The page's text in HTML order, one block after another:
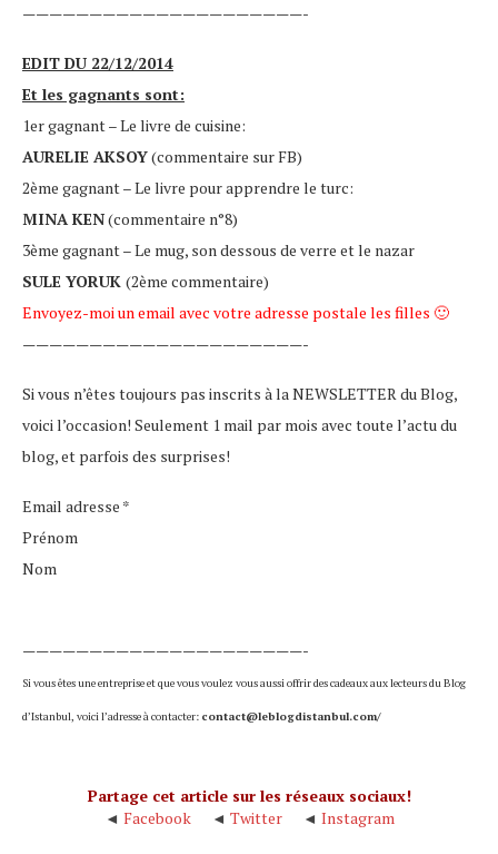
—————————————————————-
EDIT DU 22/12/2014
Et les gagnants sont:
1er gagnant – Le livre de cuisine:
AURELIE AKSOY(commentaire sur FB)
2ème gagnant – Le livre pour apprendre le turc:
MINA KEN(commentaire n°8)
3ème gagnant – Le mug, son dessous de verre et le nazar
SULE YORUK (2ème commentaire)
Envoyez-moi un email avec votre adresse postale les filles 🙂
—————————————————————-
Si vous n’êtes toujours pas inscrits à la NEWSLETTER du Blog,
voici l’occasion! Seulement 1 mail par mois avec toute l’actu du
blog, et parfois des surprises!
Email adresse *
Prénom
Nom
—————————————————————-
Si vous êtes une entreprise et que vous voulez vous aussi offrir des cadeaux aux lecteurs du Blog
d’Istanbul, voici l’adresse à contacter: contact@leblogdistanbul.com/
Partage cet article sur les réseaux sociaux!
◄ Facebook ◄ Twitter ◄ Instagram